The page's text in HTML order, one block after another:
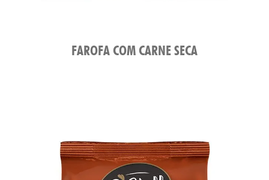
FAROFA COM CARNE SECA